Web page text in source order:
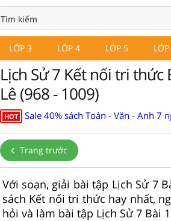
LỚP 3 LỚP 4 LỚP 5
Lịch Sử 7 Kết nối tri
Lê (968 - 1009)
HOT Sale 40% sách Toán - Văn - Anh 7
Trang trước
Với soạn, giải bài tập Lịch Sử 7
sách Kết nối tri thức hay nhất,
hỏi và làm bài tập Lịch Sử 7 Bài